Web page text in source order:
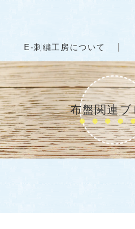
E-刺繍工房について
布盤関連